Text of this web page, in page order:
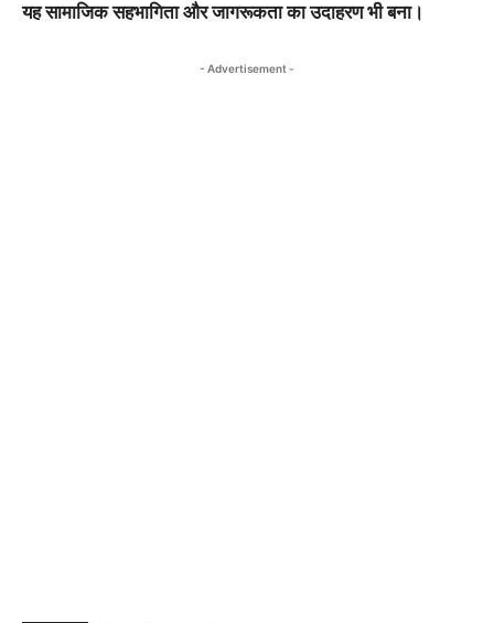
यह सामाजिक सहभागिता और जागरूकता का उदाहरण भी बना।
- Advertisement -